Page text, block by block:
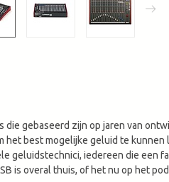
gebaseerd zijn op jaren van
het best mogelijke geluid te kunnen
geluidstechnici, iedereen die een
is overal thuis, of het nu op het